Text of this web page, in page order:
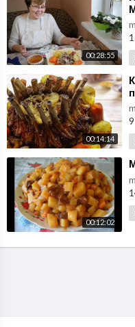
00:28:55
.
00:14:14
00:12:02